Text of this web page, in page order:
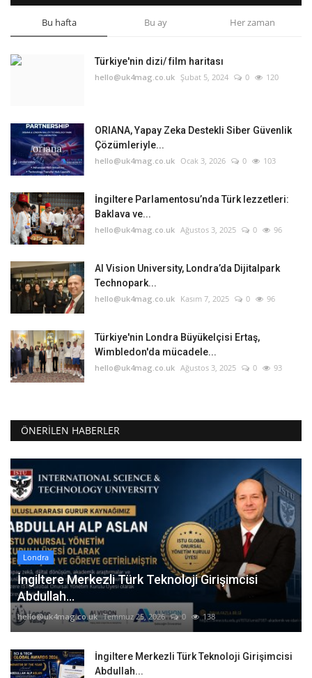
Bu hafta Bu ay Her zaman
Türkiye'nin dizi/ film haritası
hello@uk4mag.co.uk Şubat 5, 2024 0 120
ORIANA, Yapay Zeka Destekli Siber Güvenlik
Çözümleriyle...
hello@uk4mag.co.uk Ocak 3, 2026 0 103
İngiltere Parlamentosu’nda Türk lezzetleri:
Baklava ve...
hello@uk4mag.co.uk Ağustos 3, 2025 0 96
AI Vision University, Londra’da Dijitalpark
Technopark...
hello@uk4mag.co.uk Kasım 7, 2025 0 96
Türkiye'nin Londra Büyükelçisi Ertaş,
Wimbledon'da mücadele...
hello@uk4mag.co.uk Ağustos 3, 2025 0 93
ÖNERILEN HABERLER
Londra
İngiltere Merkezli Türk Teknoloji Girişimcisi
Abdullah...
hello@uk4mag.co.uk Temmuz 25, 2026 0 138
İngiltere Merkezli Türk Teknoloji Girişimcisi
Abdullah...